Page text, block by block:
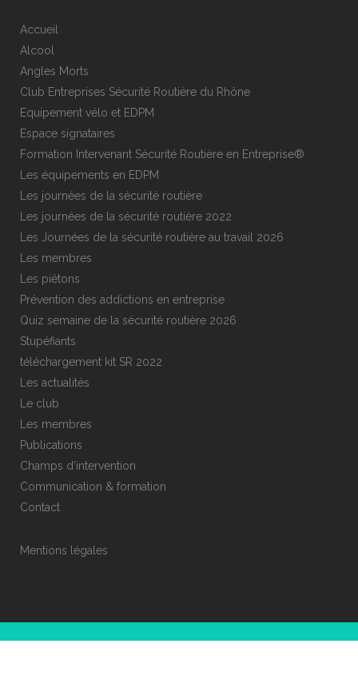
Accueil
Alcool
Angles Morts
Club Entreprises Sécurité Routière du Rhône
Equipement vélo et EDPM
Espace signataires
Formation Intervenant Sécurité Routière en Entreprise®
Les équipements en EDPM
Les journées de la sécurité routière
Les journées de la sécurité routière 2022
Les Journées de la sécurité routière au travail 2026
Les membres
Les piétons
Prévention des addictions en entreprise
Quiz semaine de la sécurité routière 2026
Stupéfiants
téléchargement kit SR 2022
Les actualités
Le club
Les membres
Publications
Champs d’intervention
Communication & formation
Contact
Mentions légales